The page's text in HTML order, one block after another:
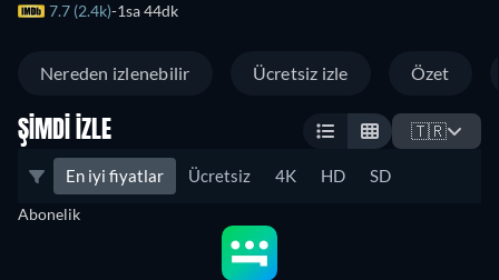
7.7 (2.4k) 1sa 44dk
Nereden izlenebilir Ücretsiz izle Özet
ŞIMDI İZLE 🇹🇷
En iyi fiyatlar Ücretsiz 4K HD SD
Abonelik